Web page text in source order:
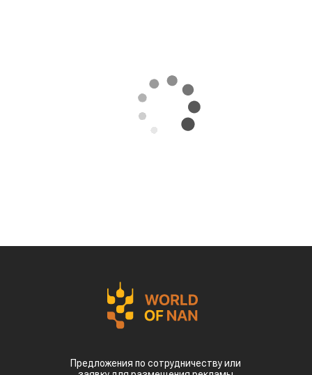
Предложения по сотрудничеству или